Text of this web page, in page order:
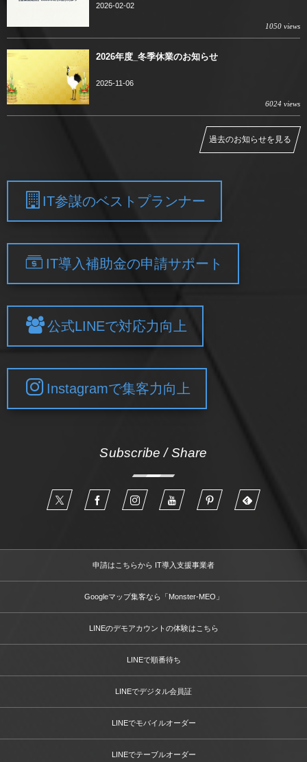
2026-02-02
1050 views
2026年度_冬季休業のお知らせ
2025-11-06
6024 views
過去のお知らせを見る
IT参謀のベストプランナー
IT導入補助金の申請サポート
公式LINEで対応力向上
Instagramで集客力向上
Subscribe / Share
申請はこちらから IT導入支援事業者
Googleマップ集客なら「Monster-MEO」
LINEのデモアカウントの体験はこちら
LINEで順番待ち
LINEでデジタル会員証
LINEでモバイルオーダー
LINEでテーブルオーダー